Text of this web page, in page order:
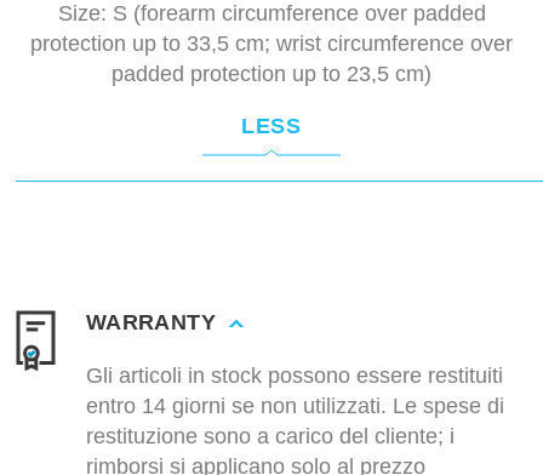
Size: S (forearm circumference over padded
protection up to 33,5 cm; wrist circumference over
padded protection up to 23,5 cm)
LESS
WARRANTY
Gli articoli in stock possono essere restituiti
entro 14 giorni se non utilizzati. Le spese di
restituzione sono a carico del cliente; i
rimborsi si applicano solo al prezzo